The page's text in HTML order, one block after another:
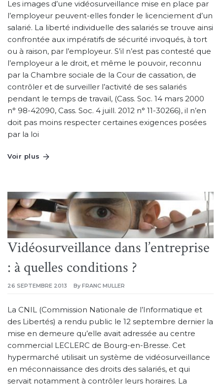
Les images d’une vidéosurveillance mise en place par
l’employeur peuvent-elles fonder le licenciement d’un
salarié. La liberté individuelle des salariés se trouve ainsi
confrontée aux impératifs de sécurité invoqués, à tort
ou à raison, par l’employeur. S’il n’est pas contesté que
l’employeur a le droit, et même le pouvoir, reconnu
par la Chambre sociale de la Cour de cassation, de
contrôler et de surveiller l’activité de ses salariés
pendant le temps de travail, (Cass. Soc. 14 mars 2000
n° 98-42090, Cass. Soc. 4 juill. 2012 n° 11-30266), il n’en
doit pas moins respecter certaines exigences posées
par la loi
Voir plus
Vidéosurveillance dans l’entreprise
: à quelles conditions ?
26 SEPTEMBRE 2013 By FRANC MULLER
La CNIL (Commission Nationale de l’Informatique et
des Libertés) a rendu public le 12 septembre dernier la
mise en demeure qu’elle avait adressée au centre
commercial LECLERC de Bourg-en-Bresse. Cet
hypermarché utilisait un système de vidéosurveillance
en méconnaissance des droits des salariés, et qui
servait notamment à contrôler leurs horaires. La